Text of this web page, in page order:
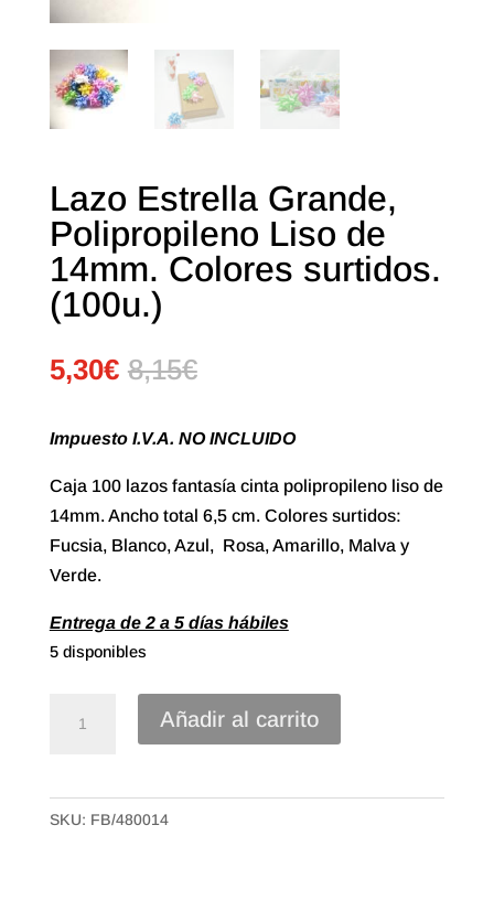
Lazo Estrella Grande,
Polipropileno Liso de
14mm. Colores surtidos.
(100u.)
5,30€ 8,15€
Impuesto I.V.A. NO INCLUIDO
Caja 100 lazos fantasía cinta polipropileno liso de
14mm. Ancho total 6,5 cm. Colores surtidos:
Fucsia, Blanco, Azul, Rosa, Amarillo, Malva y
Verde.
Entrega de 2 a 5 días hábiles
5 disponibles
Polipropileno
Liso
Añadir al carrito
SKU: FB/480014